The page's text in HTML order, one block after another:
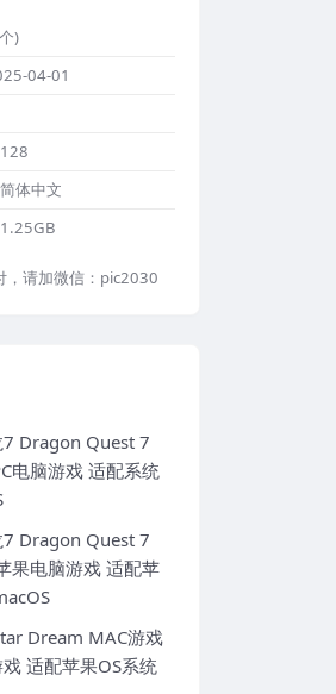
)
04-01
128
简体中文
1.25GB
，请加微信：pic2030
7 Dragon Quest 7
电脑游戏 适配系统
7 Dragon Quest 7
果电脑游戏 适配苹
Dream MAC游戏
适配苹果OS系统